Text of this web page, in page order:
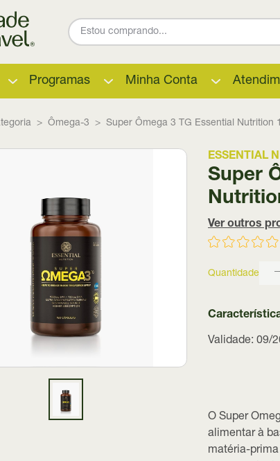
Programas Minha Conta
Ômega-3 Super Ômega 3 TG Essential Nutrition
ESSENTIAL
Super
Ver outros
Quantidade
Validade: 09/
O Super
alimentar à
matéria-